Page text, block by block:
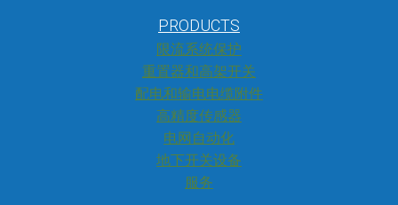
PRODUCTS
限流系统保护
重置器和高架开关
配电和输电电缆附件
高精度传感器
电网自动化
地下开关设备
服务